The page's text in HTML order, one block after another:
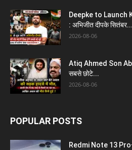
Deepke to Launch
: अभिजीत दीपके सितंबर...
2026-08-06
Atiq Ahmed Son
सबसे छोटे...
2026-08-06
POPULAR POSTS
Redmi Note 13